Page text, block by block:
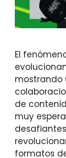
El
mostrando
de
muy
formatos